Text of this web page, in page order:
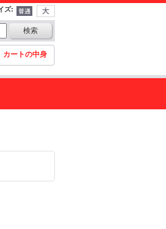
ズ:
カートの中身